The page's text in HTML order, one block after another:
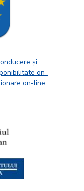
și
on-
on-line